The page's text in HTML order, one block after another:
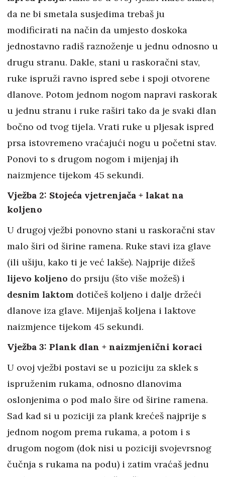
da ne bi smetala susjedima trebaš ju
modificirati na način da umjesto doskoka
jednostavno radiš raznoženje u jednu odnosno u
drugu stranu. Dakle, stani u raskoračni stav,
ruke ispruži ravno ispred sebe i spoji otvorene
dlanove. Potom jednom nogom napravi raskorak
u jednu stranu i ruke raširi tako da je svaki dlan
bočno od tvog tijela. Vrati ruke u pljesak ispred
prsa istovremeno vraćajući nogu u početni stav.
Ponovi to s drugom nogom i mijenjaj ih
naizmjence tijekom 45 sekundi.
Vježba 2: Stojeća vjetrenjača + lakat na
koljeno
U drugoj vježbi ponovno stani u raskoračni stav
malo širi od širine ramena. Ruke stavi iza glave
(ili ušiju, kako ti je već lakše). Najprije dižeš
lijevo koljeno do prsiju (što više možeš) i
desnim laktom dotičeš koljeno i dalje držeći
dlanove iza glave. Mijenjaš koljena i laktove
naizmjence tijekom 45 sekundi.
Vježba 3: Plank dlan + naizmjenični koraci
U ovoj vježbi postavi se u poziciju za sklek s
ispruženim rukama, odnosno dlanovima
oslonjenima o pod malo šire od širine ramena.
Sad kad si u poziciji za plank krećeš najprije s
jednom nogom prema rukama, a potom i s
drugom nogom (dok nisi u poziciji svojevrsnog
čučnja s rukama na podu) i zatim vraćaš jednu